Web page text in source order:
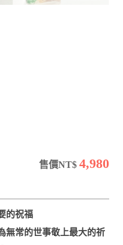
售價NT$ 4,980
的祝福
無常的世事敬上最大的祈